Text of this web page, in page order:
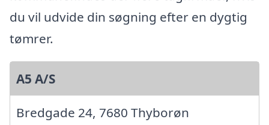
du vil udvide din søgning efter en dygtig
tømrer.
A5 A/S
Bredgade 24, 7680 Thyborøn